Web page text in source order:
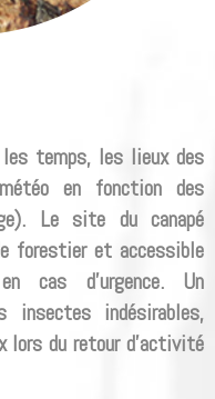
temps, les lieux des
en fonction des
Le site du canapé
forestier et accessible
cas d'urgence. Un
insectes indésirables,
lors du retour d'activité